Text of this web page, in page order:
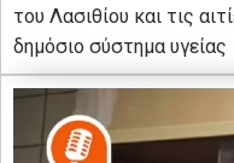
του Λασιθίου και τις
δημόσιο σύστημα υγείας